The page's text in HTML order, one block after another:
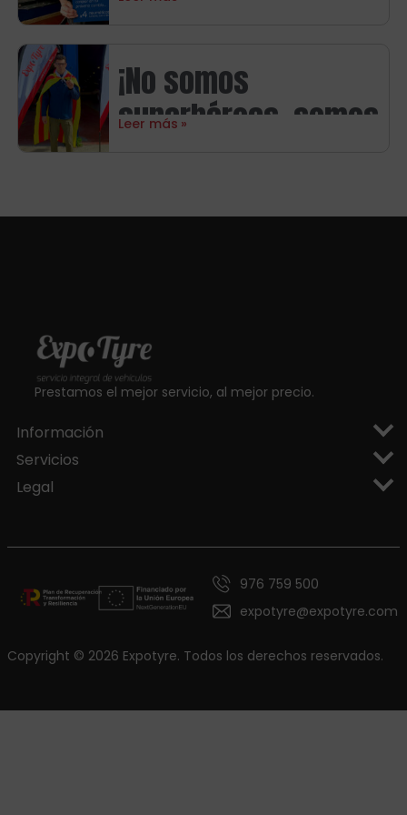
neumáticos
Michelin
¡No somos
superhéroes, somos
Leer más
Prestamos el mejor servicio, al mejor precio.
Información
Servicios
Legal
976 759 500
expotyre@expotyre.com
Copyright © 2026 Expotyre. Todos los derechos reservados.